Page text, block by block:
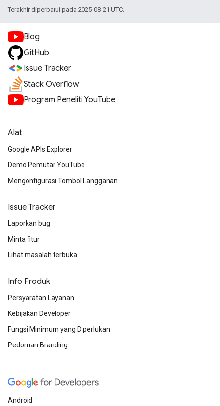
Terakhir diperbarui pada 2025-08-21 UTC.
Blog
GitHub
Issue Tracker
Stack Overflow
Program Peneliti YouTube
Alat
Google APIs Explorer
Demo Pemutar YouTube
Mengonfigurasi Tombol Langganan
Issue Tracker
Laporkan bug
Minta fitur
Lihat masalah terbuka
Info Produk
Persyaratan Layanan
Kebijakan Developer
Fungsi Minimum yang Diperlukan
Pedoman Branding
Android